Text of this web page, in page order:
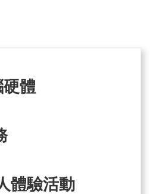
體
體驗活動